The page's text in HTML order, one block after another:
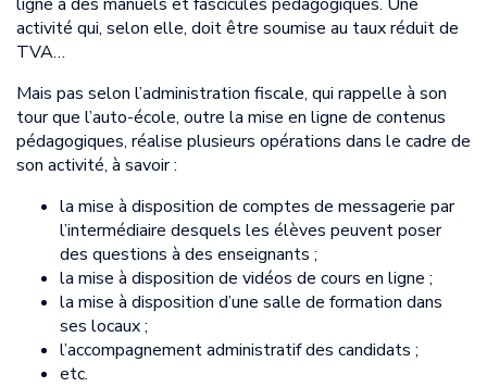
activité qui, selon elle, doit être soumise au taux réduit de
TVA…
Mais pas selon l’administration fiscale, qui rappelle à son
tour que l’auto-école, outre la mise en ligne de contenus
pédagogiques, réalise plusieurs opérations dans le cadre de
son activité, à savoir :
la mise à disposition de comptes de messagerie par
l’intermédiaire desquels les élèves peuvent poser
des questions à des enseignants ;
la mise à disposition de vidéos de cours en ligne ;
la mise à disposition d’une salle de formation dans
ses locaux ;
l’accompagnement administratif des candidats ;
etc.